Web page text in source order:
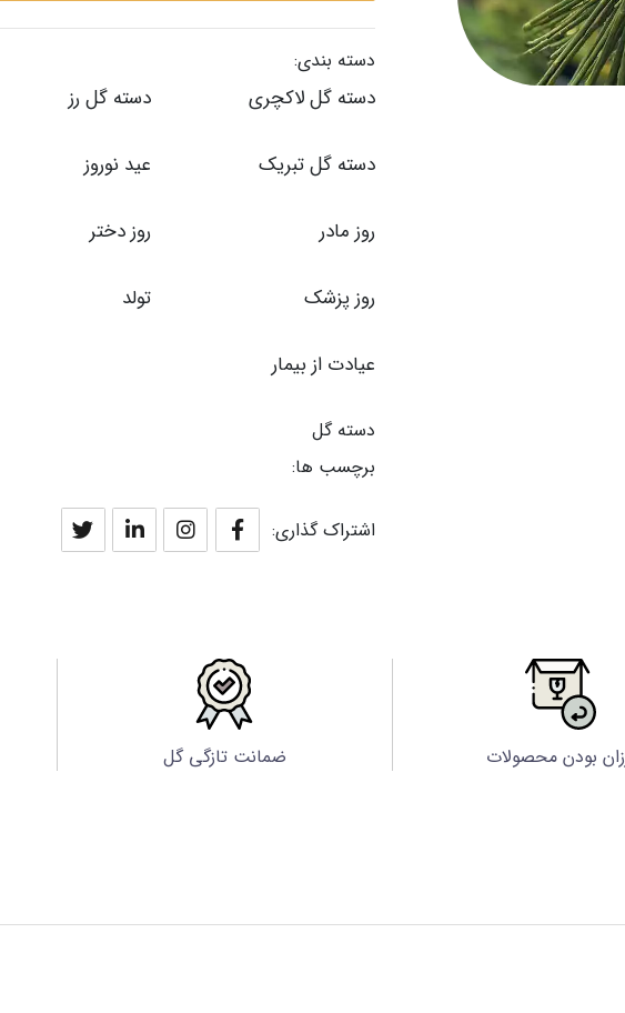
دسته بندی:
دسته گل لاکچری دسته گل رز
دسته گل تبریک عید نوروز
روز مادر روز دختر
روز پزشک تولد
عیادت از بیمار
دسته گل
برچسب ها:
اشتراک گذاری:
بودن محصولات ضمانت تازگی گل